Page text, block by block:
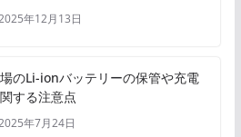
年12月13日
のLi-ionバッテリーの保管や充電
する注意点
年7月24日